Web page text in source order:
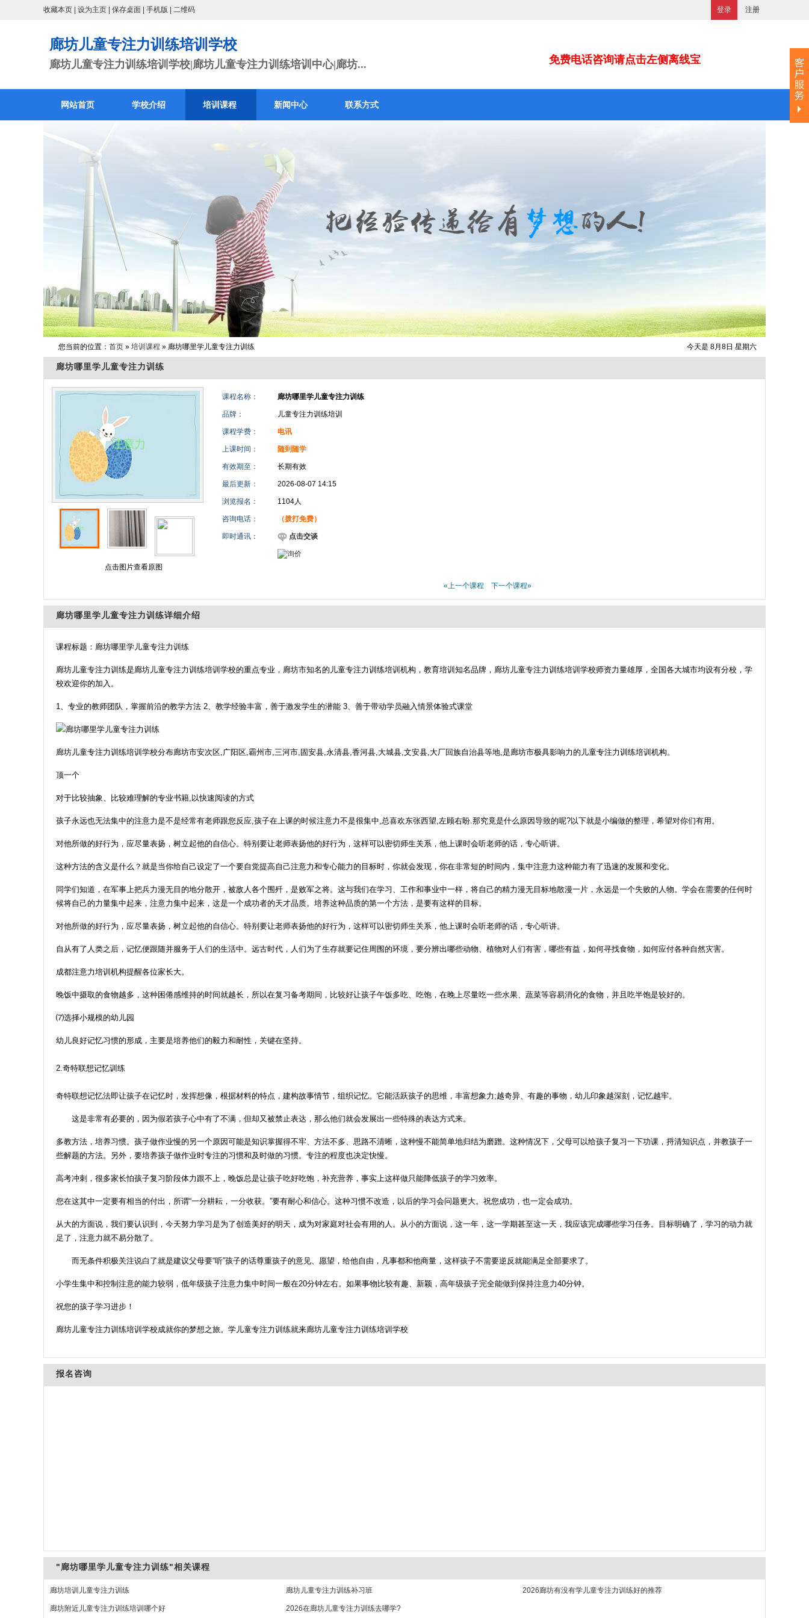
收藏本页 设为主页 保存桌面 手机版 二维码 登录 注册
免费电话咨询请点击左侧离线宝
廊坊儿童专注力训练培训学校
廊坊儿童专注力训练培训学校|廊坊儿童专注力训练培训中心|廊坊...
网站首页 学校介绍 培训课程 新闻中心 联系方式
今天是 8月8日 星期六
您当前的位置： 首页 » 培训课程 » 廊坊哪里学儿童专注力训练
廊坊哪里学儿童专注力训练
点击图片查看原图
课程名称： 廊坊哪里学儿童专注力训练
品牌： 儿童专注力训练培训
课程学费： 电讯
上课时间： 随到随学
有效期至： 长期有效
最后更新： 2026-08-07 14:15
浏览报名： 1104人
咨询电话： （拨打免费）
即时通讯： 点击交谈
«上一个课程 下一个课程»
廊坊哪里学儿童专注力训练详细介绍
课程标题：廊坊哪里学儿童专注力训练
廊坊儿童专注力训练是廊坊儿童专注力训练培训学校的重点专业，廊坊市知名的儿童专注力训练培训机构，教育培训知名品牌，廊坊儿童专注力训练培训学校师资力量雄厚，全国各大城市均设有分校，学
校欢迎你的加入。
1、专业的教师团队，掌握前沿的教学方法 2、教学经验丰富，善于激发学生的潜能 3、善于带动学员融入情景体验式课堂
廊坊儿童专注力训练培训学校分布廊坊市安次区,广阳区,霸州市,三河市,固安县,永清县,香河县,大城县,文安县,大厂回族自治县等地,是廊坊市极具影响力的儿童专注力训练培训机构。
顶一个
对于比较抽象、比较难理解的专业书籍,以快速阅读的方式
孩子永远也无法集中的注意力是不是经常有老师跟您反应,孩子在上课的时候注意力不是很集中,总喜欢东张西望,左顾右盼.那究竟是什么原因导致的呢?以下就是小编做的整理，希望对你们有用。
对他所做的好行为，应尽量表扬，树立起他的自信心。特别要让老师表扬他的好行为，这样可以密切师生关系，他上课时会听老师的话，专心听讲。
这种方法的含义是什么？就是当你给自己设定了一个要自觉提高自己注意力和专心能力的目标时，你就会发现，你在非常短的时间内，集中注意力这种能力有了迅速的发展和变化。
同学们知道，在军事上把兵力漫无目的地分散开，被敌人各个围歼，是败军之将。这与我们在学习、工作和事业中一样，将自己的精力漫无目标地散漫一片，永远是一个失败的人物。学会在需要的任何时
候将自己的力量集中起来，注意力集中起来，这是一个成功者的天才品质。培养这种品质的第一个方法，是要有这样的目标。
对他所做的好行为，应尽量表扬，树立起他的自信心。特别要让老师表扬他的好行为，这样可以密切师生关系，他上课时会听老师的话，专心听讲。
自从有了人类之后，记忆便跟随并服务于人们的生活中。远古时代，人们为了生存就要记住周围的环境，要分辨出哪些动物、植物对人们有害，哪些有益，如何寻找食物，如何应付各种自然灾害。
成都注意力培训机构提醒各位家长大。
晚饭中摄取的食物越多，这种困倦感维持的时间就越长，所以在复习备考期间，比较好让孩子午饭多吃、吃饱，在晚上尽量吃一些水果、蔬菜等容易消化的食物，并且吃半饱是较好的。
⑺选择小规模的幼儿园
幼儿良好记忆习惯的形成，主要是培养他们的毅力和耐性，关键在坚持。
2.奇特联想记忆训练
奇特联想记忆法即让孩子在记忆时，发挥想像，根据材料的特点，建构故事情节，组织记忆。它能活跃孩子的思维，丰富想象力;越奇异、有趣的事物，幼儿印象越深刻，记忆越牢。
这是非常有必要的，因为假若孩子心中有了不满，但却又被禁止表达，那么他们就会发展出一些特殊的表达方式来。
多教方法，培养习惯。孩子做作业慢的另一个原因可能是知识掌握得不牢、方法不多、思路不清晰，这种慢不能简单地归结为磨蹭。这种情况下，父母可以给孩子复习一下功课，捋清知识点，并教孩子一
些解题的方法。另外，要培养孩子做作业时专注的习惯和及时做的习惯。专注的程度也决定快慢。
高考冲刺，很多家长怕孩子复习阶段体力跟不上，晚饭总是让孩子吃好吃饱，补充营养，事实上这样做只能降低孩子的学习效率。
您在这其中一定要有相当的付出，所谓“一分耕耘，一分收获。”要有耐心和信心。这种习惯不改造，以后的学习会问题更大。祝您成功，也一定会成功。
从大的方面说，我们要认识到，今天努力学习是为了创造美好的明天，成为对家庭对社会有用的人。从小的方面说，这一年，这一学期甚至这一天，我应该完成哪些学习任务。目标明确了，学习的动力就
足了，注意力就不易分散了。
而无条件积极关注说白了就是建议父母要“听”孩子的话尊重孩子的意见、愿望，给他自由，凡事都和他商量，这样孩子不需要逆反就能满足全部要求了。
小学生集中和控制注意的能力较弱，低年级孩子注意力集中时间一般在20分钟左右。如果事物比较有趣、新颖，高年级孩子完全能做到保持注意力40分钟。
祝您的孩子学习进步！
廊坊儿童专注力训练培训学校成就你的梦想之旅。学儿童专注力训练就来廊坊儿童专注力训练培训学校
报名咨询
"廊坊哪里学儿童专注力训练"相关课程
廊坊培训儿童专注力训练 廊坊儿童专注力训练补习班 2026廊坊有没有学儿童专注力训练好的推荐
廊坊附近儿童专注力训练培训哪个好 2026在廊坊儿童专注力训练去哪学?